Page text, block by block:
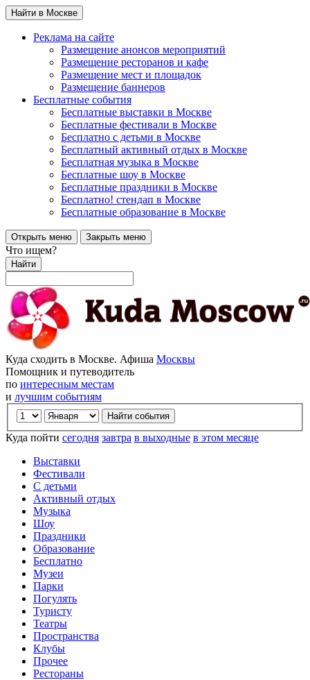
Найти в Москве
Реклама на сайте
Размещение анонсов мероприятий
Размещение ресторанов и кафе
Размещение мест и площадок
Размещение баннеров
Бесплатные события
Бесплатные выставки в Москве
Бесплатные фестивали в Москве
Бесплатно с детьми в Москве
Бесплатный активный отдых в Москве
Бесплатная музыка в Москве
Бесплатные шоу в Москве
Бесплатные праздники в Москве
Бесплатно! стендап в Москве
Бесплатные образование в Москве
Открыть меню Закрыть меню
Что ищем?
Найти
Куда сходить в Москве. Афиша Москвы
Помощник и путеводитель
по интересным местам
и лучшим событиям
Куда пойти сегодня завтра в выходные в этом месяце
Выставки
Фестивали
С детьми
Активный отдых
Музыка
Шоу
Праздники
Образование
Бесплатно
Музеи
Парки
Погулять
Туристу
Театры
Пространства
Клубы
Прочее
Рестораны